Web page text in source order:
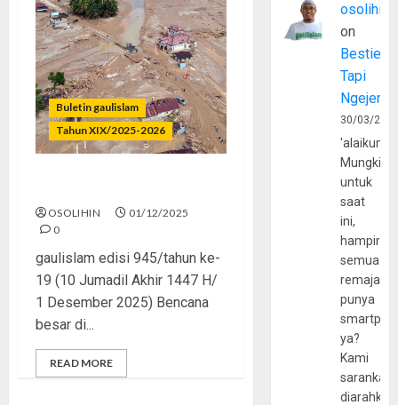
Buletin gaulislam
Tahun XIX/2025-2026
OSOLIHIN
01/12/2025
0
gaulislam edisi 945/tahun ke-
19 (10 Jumadil Akhir 1447 H/
1 Desember 2025) Bencana
besar di...
READ MORE
osolihin
on
Bestie
Tapi
30/03/
Mungkin
untuk
saat
ini,
hampir
semua
remaja
punya
ya?
Kami
sarankan,
diarahkan